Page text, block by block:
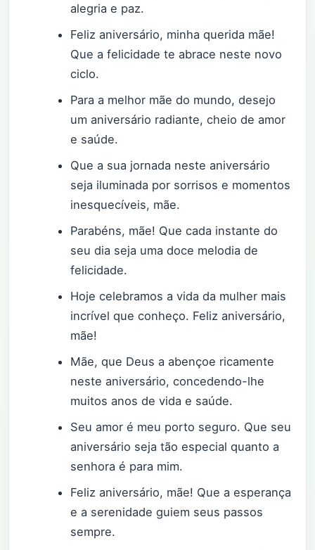
alegria e paz.
Feliz aniversário, minha querida mãe!
Que a felicidade te abrace neste novo
ciclo.
Para a melhor mãe do mundo, desejo
um aniversário radiante, cheio de amor
e saúde.
Que a sua jornada neste aniversário
seja iluminada por sorrisos e momentos
inesquecíveis, mãe.
Parabéns, mãe! Que cada instante do
seu dia seja uma doce melodia de
felicidade.
Hoje celebramos a vida da mulher mais
incrível que conheço. Feliz aniversário,
mãe!
Mãe, que Deus a abençoe ricamente
neste aniversário, concedendo-lhe
muitos anos de vida e saúde.
Seu amor é meu porto seguro. Que seu
aniversário seja tão especial quanto a
senhora é para mim.
Feliz aniversário, mãe! Que a esperança
e a serenidade guiem seus passos
sempre.